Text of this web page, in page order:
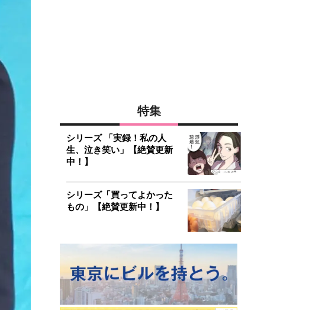
特集
シリーズ 「実録！私の人
生、泣き笑い」【絶賛更新
中！】
シリーズ「買ってよかった
もの」【絶賛更新中！】